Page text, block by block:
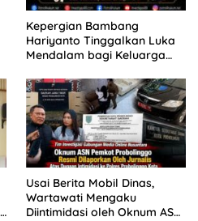
Kepergian Bambang
Hariyanto Tinggalkan Luka
Mendalam bagi Keluarga
Usai Berita Mobil Dinas,
Wartawati Mengaku
Diintimidasi oleh Oknum ASN